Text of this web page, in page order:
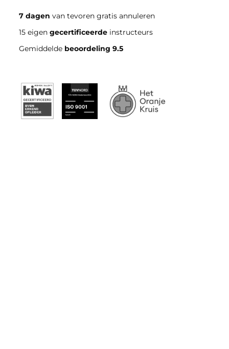
7 dagen van tevoren gratis annuleren
15 eigen gecertificeerdeinstructeurs
Gemiddelde beoordeling 9.5